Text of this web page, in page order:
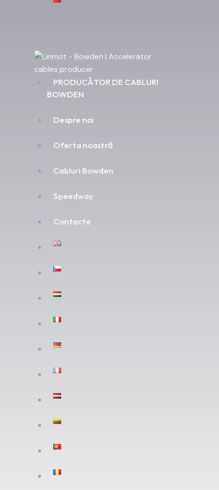
PRODUCĂTOR DE CABLURI
BOWDEN
Despre noi
Oferta noastră
Cabluri Bowden
Speedway
Contacte